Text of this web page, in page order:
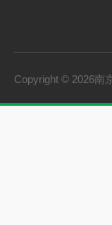
Copyright © 2026